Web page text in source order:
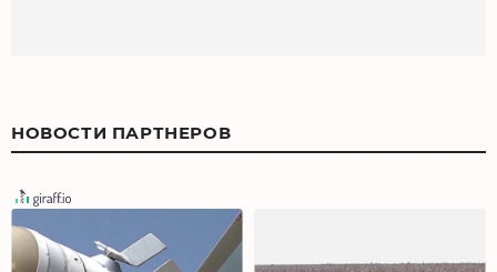
НОВОСТИ ПАРТНЕРОВ